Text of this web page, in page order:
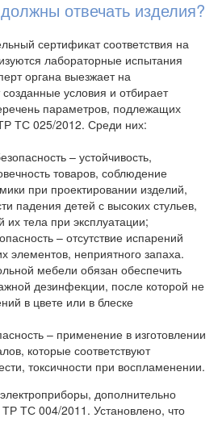
отвечать изделия?
сертификат соответствия на
лабораторные испытания
органа выезжает на
условия и отбирает
параметров, подлежащих
ТС 025/2012. Среди них:
– устойчивость,
товаров, соблюдение
при проектировании изделий,
падения детей с высоких стульев,
тела при эксплуатации;
– отсутствие испарений
элементов, неприятного запаха.
мебели обязан обеспечить
дезинфекции, после которой не
в цвете или в блеске
– применение в изготовлении
которые соответствуют
токсичности при воспламенении.
дополнительно
ТС 004/2011. Установлено, что